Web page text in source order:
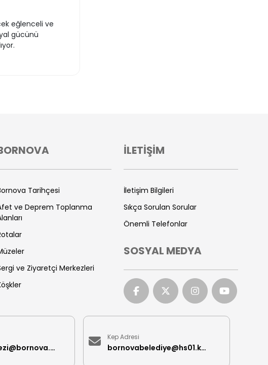
eğlenceli ve
gücünü
Tarihçesi
ve Deprem Toplanma
ve Ziyaretçi Merkezleri
İLETİŞİM
İletişim Bilgileri
Sıkça Sorulan Sorular
Önemli Telefonlar
SOSYAL MEDYA
iletisimmerkezi@bornova.bel.tr
Kep Adresi
bornovabelediye@hs01.kep.tr